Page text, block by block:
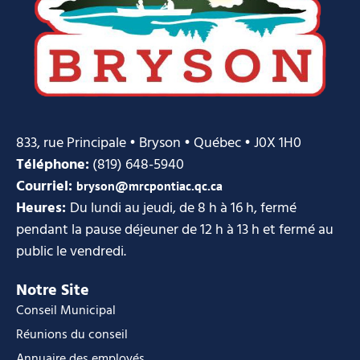
833, rue Principale • Bryson • Québec • J0X 1H0
Téléphone:(819) 648-5940
Courriel: bryson@mrcpontiac.qc.ca
Heures: Du lundi au jeudi, de 8 h à 16 h, fermé
pendant la pause déjeuner de 12 h à 13 h et fermé au
public le vendredi.
Notre Site
Conseil Municipal
Réunions du conseil